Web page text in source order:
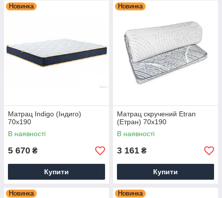
Новинка
Матрац Indigo (Індиго)
70х190
В наявності
5 670 ₴
Купити
Новинка
Матрац скручений Etran
(Етран) 70х190
В наявності
3 161 ₴
Купити
Новинка Новинка